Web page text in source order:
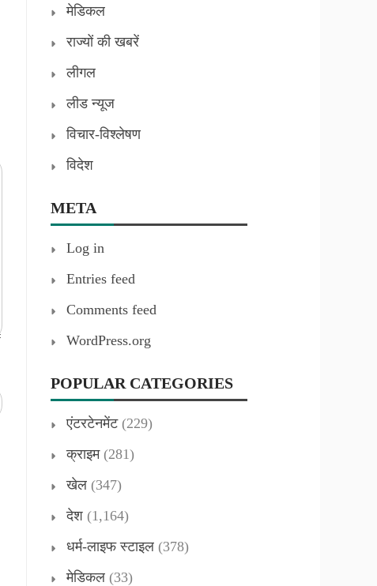
मेडिकल
राज्यों की खबरें
लीगल
लीड न्यूज
विचार-विश्लेषण
विदेश
META
Log in
Entries feed
Comments feed
WordPress.org
POPULAR CATEGORIES
एंटरटेनमेंट(229)
क्राइम(281)
खेल (347)
देश (1,164)
धर्म-लाइफ स्टाइल (378)
मेडिकल (33)